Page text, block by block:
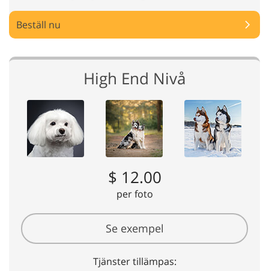
Beställ nu
High End Nivå
$ 12.00
per foto
Se exempel
Tjänster tillämpas: